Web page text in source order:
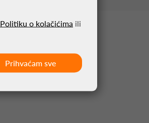
Politiku o kolačićima ili
Prihvaćam sve